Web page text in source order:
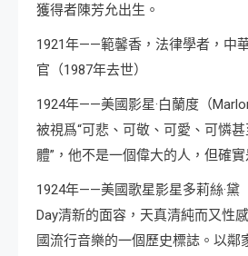
獲得者陳芳允出生。
1921年——範馨香，法律學者，中
官（1987年去世）
1924年——美國影星·白蘭度（
被視爲“可悲、可敬、可愛、可憐甚
體”，他不是一個偉大的人，但確
1924年——美國歌星影星多莉絲·黛
Day清新的面容，天真清純而又性
國流行音樂的一個歷史標誌。以鄰